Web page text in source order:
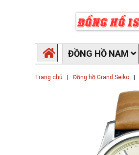
ĐỒNG HỒ NAM
Trang chủ Đồng hồ Grand Seiko